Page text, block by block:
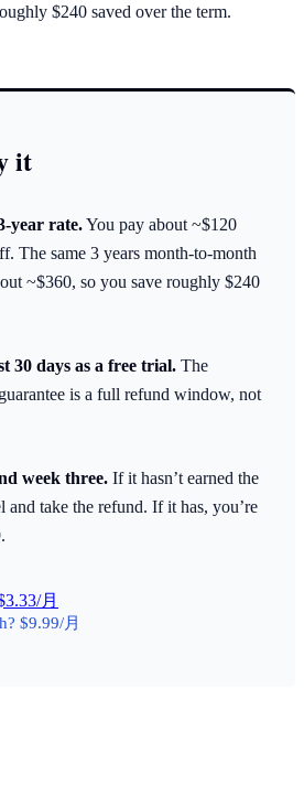
$240 saved over the term.
it
year rate.You pay about ~$120
The same 3 years month-to-month
~$360, so you save roughly $240
30 days as a free trial. The
is a full refund window, not
week three. If it hasn’t earned the
and take the refund. If it has, you’re
月
$9.99/月